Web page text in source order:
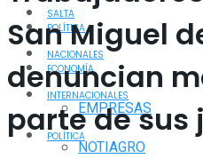
POLÍTICA
ECONOMÍA
EMPRESAS
NOTIAGRO
SALTA
NACIONALES
INTERNACIONALES
POLÍTICA
San Miguel
denuncian
parte de sus